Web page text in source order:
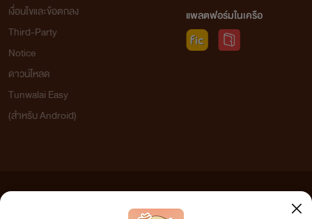
เงื่อนไขและข้อตกลง
Third-Party
Notice
ดาวน์โหลด
Tunwalai Easy
(สำหรับ Android)
แพลตฟอร์มในเครือ
เว็บไซต์แห่งนี้ไม่ได้เห็นด้วยและไม่ขอรับผิดชอบต่อข้อความใดๆ ทั้งสิ้น ดังนั้นผู้อ่านทุกท่านโปรดใช้